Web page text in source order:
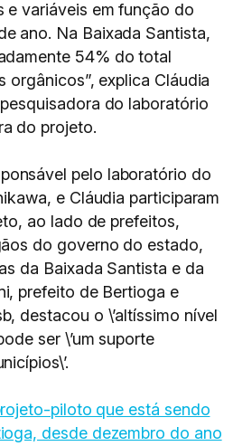
e variáveis em função do
ano. Na Baixada Santista,
54% do total
orgânicos”, explica Cláudia
do laboratório
do projeto.
pelo laboratório do
e Cláudia participaram
ao lado de prefeitos,
do governo do estado,
da Baixada Santista e da
prefeito de Bertioga e
destacou o \’altíssimo nível
ser \’um suporte
piloto que está sendo
desde dezembro do ano